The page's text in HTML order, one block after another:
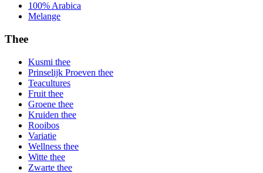
100% Arabica
Melange
Thee
Kusmi thee
Prinselijk Proeven thee
Teacultures
Fruit thee
Groene thee
Kruiden thee
Rooibos
Variatie
Wellness thee
Witte thee
Zwarte thee